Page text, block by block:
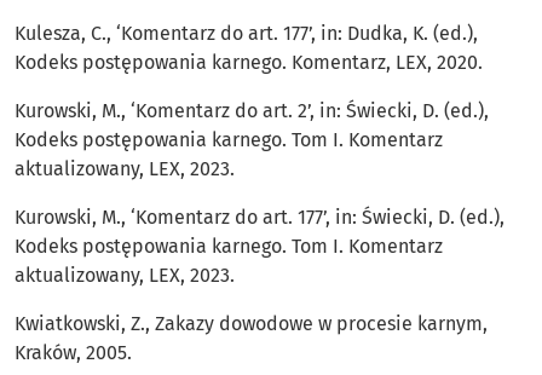
Kulesza, C., ‘Komentarz do art. 177’, in: Dudka, K. (ed.),
Kodeks postępowania karnego. Komentarz, LEX, 2020.
Kurowski, M., ‘Komentarz do art. 2’, in: Świecki, D. (ed.),
Kodeks postępowania karnego. Tom I. Komentarz
aktualizowany, LEX, 2023.
Kurowski, M., ‘Komentarz do art. 177’, in: Świecki, D. (ed.),
Kodeks postępowania karnego. Tom I. Komentarz
aktualizowany, LEX, 2023.
Kwiatkowski, Z., Zakazy dowodowe w procesie karnym,
Kraków, 2005.